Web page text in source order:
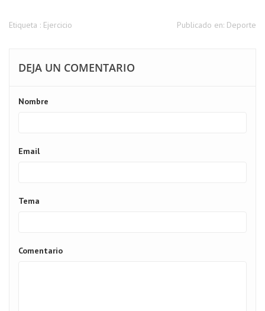
Etiqueta : Ejercicio Publicado en: Deporte
DEJA UN COMENTARIO
Nombre
Email
Tema
Comentario